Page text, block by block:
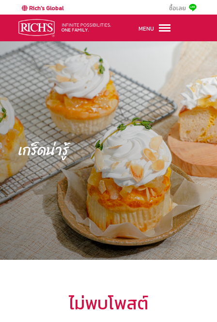
Rich's Global ซื้อเลย
MENU
เกร็ดน่ารู้
ไม่พบโพสต์